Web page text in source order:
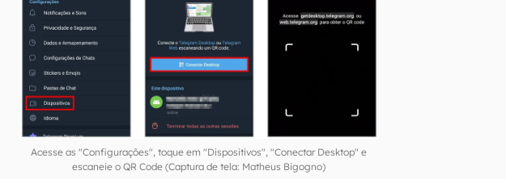
Acesse as "Configurações", toque em "Dispositivos", "Conectar Desktop" e
escaneie o QR Code (Captura de tela: Matheus Bigogno)